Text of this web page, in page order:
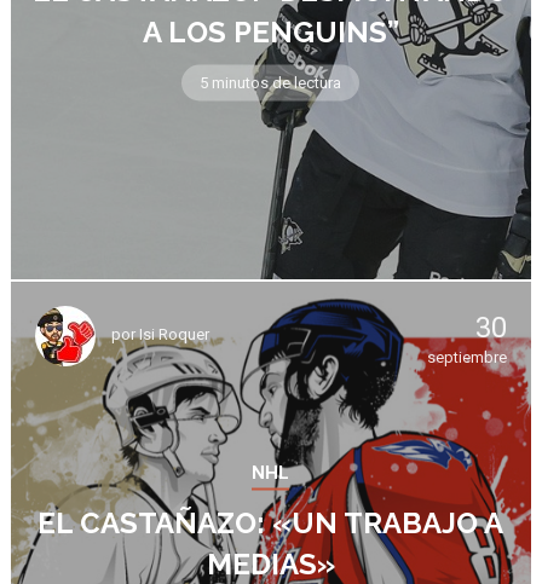
A LOS PENGUINS”
5 minutos de lectura
porIsi Roquer 30
septiembre
NHL
EL CASTAÑAZO: «UN TRABAJO A
MEDIAS»